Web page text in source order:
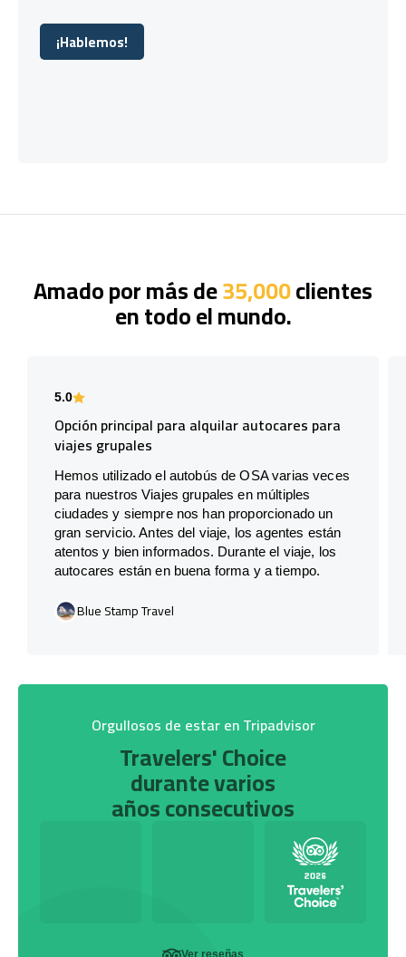
¡Hablemos!
¡Hablemos!
Amado por más de35,000clientes
en todo el mundo.
5.0
Opción principal para alquilar autocares para
viajes grupales
Hemos utilizado el autobús de OSA varias veces
para nuestros Viajes grupales en múltiples
ciudades y siempre nos han proporcionado un
gran servicio. Antes del viaje, los agentes están
atentos y bien informados. Durante el viaje, los
autocares están en buena forma y a tiempo.
Blue Stamp Travel
Orgullosos de estar en Tripadvisor
Travelers' Choice
durante varios
años consecutivos
Ver reseñas